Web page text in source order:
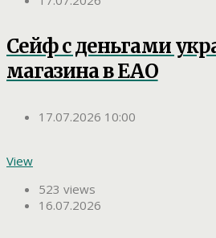
Сейф с деньгами
магазина в ЕАО
17.07.2026 10:00
View
523 views
16.07.2026